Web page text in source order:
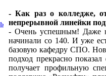
- Как раз о колледже,
непрерывной линейки
- Очень успешным! Даже
начинали со 140. И уже
базовую кафедру СПО.
подход прекрасно
получает профильную